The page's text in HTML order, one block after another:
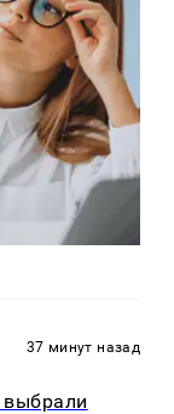
37 минут назад
выбрали